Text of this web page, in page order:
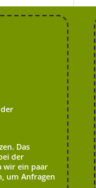
Das
der
wir ein paar
um Anfragen